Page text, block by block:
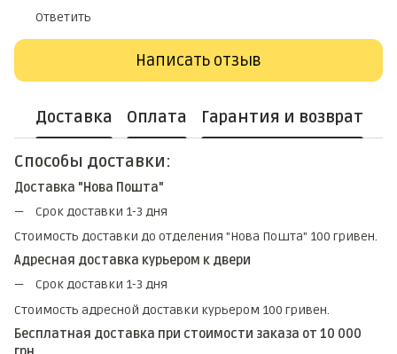
Ответить
Написать отзыв
Доставка Оплата Гарантия и возврат
Способы доставки:
Доставка "Нова Пошта"
Срок доставки 1-3 дня
Стоимость доставки до отделения "Нова Пошта" 100 гривен.
Адресная доставка курьером к двери
Срок доставки 1-3 дня
Стоимость адресной доставки курьером 100 гривен.
Бесплатная доставка при стоимости заказа от 10 000